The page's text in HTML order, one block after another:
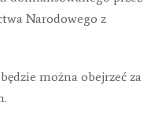
Narodowego z
można obejrzeć za